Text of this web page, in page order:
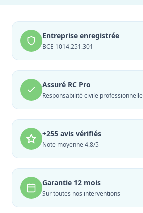
Entreprise enregistrée
BCE 1014.251.301
Assuré RC Pro
Responsabilité civile professionnelle
+255 avis vérifiés
Note moyenne 4.8/5
Garantie 12 mois
Sur toutes nos interventions